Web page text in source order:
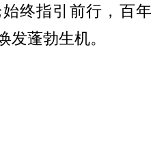
终指引前行，百年
发蓬勃生机。